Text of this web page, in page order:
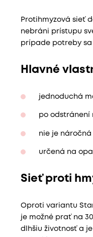
Protihmyzová sieť
nebráni prístupu
prípade potreby sa
Hlavné
jednoduchá
po odstránení
nie je náročná
určená na
Sieť proti
Oproti variantu
je možné prať na
dlhšiu životnosť a